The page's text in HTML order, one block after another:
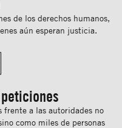
de los derechos humanos,
aún esperan justicia.
frente a las autoridades no
como miles de personas